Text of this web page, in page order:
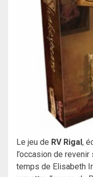
Le jeu de RV Rigal,
l’occasion de revenir
temps de Elisabeth